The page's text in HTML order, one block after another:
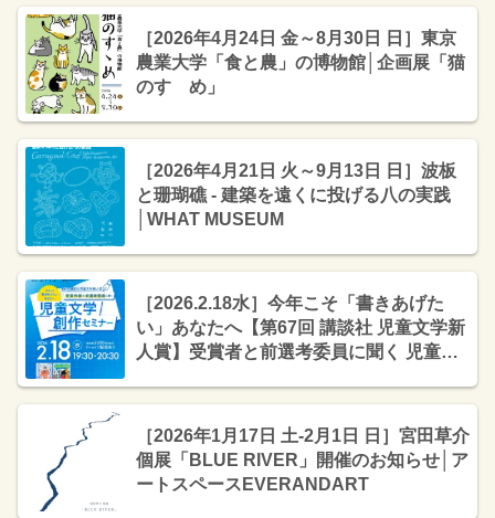
［2026年4月24日 金～8月30日 日］東京
農業大学「食と農」の博物館│企画展「猫
のすゝめ」
［2026年4月21日 火～9月13日 日］波板
と珊瑚礁 ‐ 建築を遠くに投げる八の実践
│WHAT MUSEUM
［2026.2.18水］今年こそ「書きあげた
い」あなたへ【第67回 講談社 児童文学新
人賞】受賞者と前選考委員に聞く 児童文
［2026年1月17日 土-2月1日 日］宮田草介
個展「BLUE RIVER」開催のお知らせ│ア
ートスペースEVERANDART